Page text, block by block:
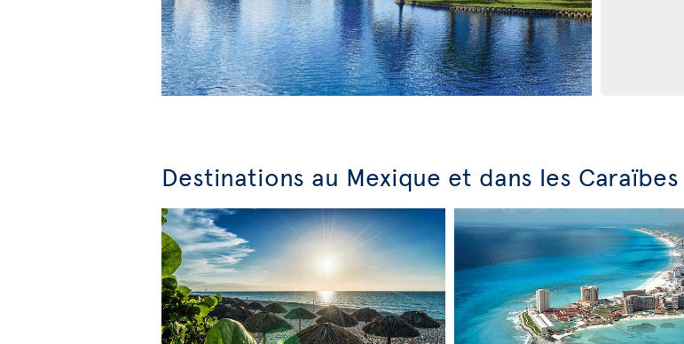
Destinations au Mexique et dans les Caraïbes